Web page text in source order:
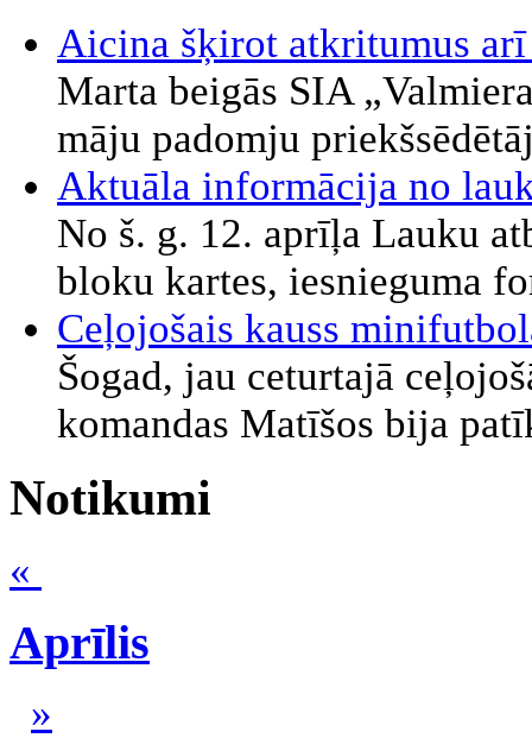
Aicina šķirot atkritumus
Marta beigās SIA
māju padomju
Aktuāla informācija no
No š. g. 12. aprīļa Lauku
bloku kartes, iesnieguma
Ceļojošais kauss
Šogad, jau ceturtajā
komandas Matīšos bija
Notikumi
«
Aprīlis
»